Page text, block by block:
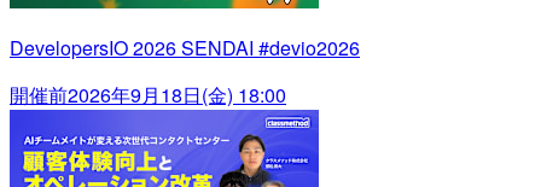
DevelopersIO 2026 SENDAI #devio2026
開催前2026年9月18日(金) 18:00